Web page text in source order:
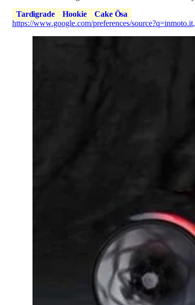
Tardigrade
Hookie
Cake Ösa
https://www.google.com/preferences/source?q=inmoto.it,